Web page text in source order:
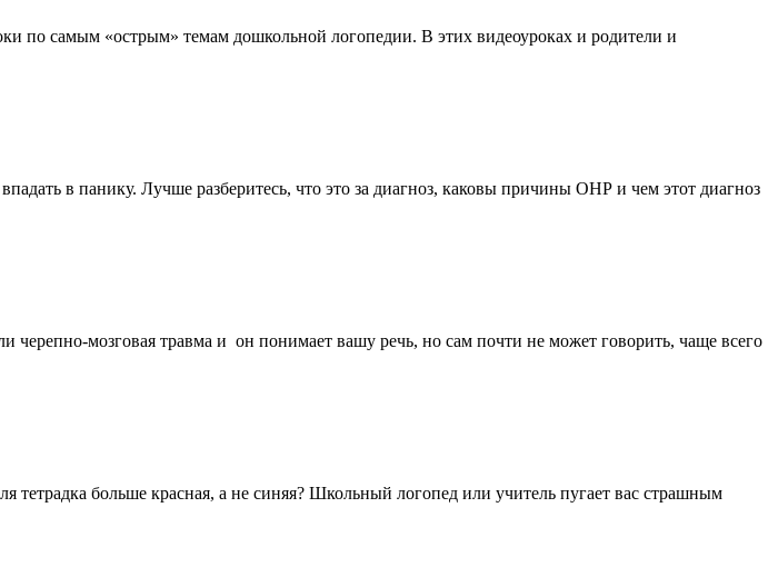
по самым «острым» темам дошкольной логопедии. В этих видеоуроках и родители и
в панику. Лучше разберитесь, что это за диагноз, каковы причины ОНР и чем этот диагноз
мозговая травма и он понимает вашу речь, но сам почти не может говорить, чаще всего
тетрадка больше красная, а не синяя? Школьный логопед или учитель пугает вас страшным